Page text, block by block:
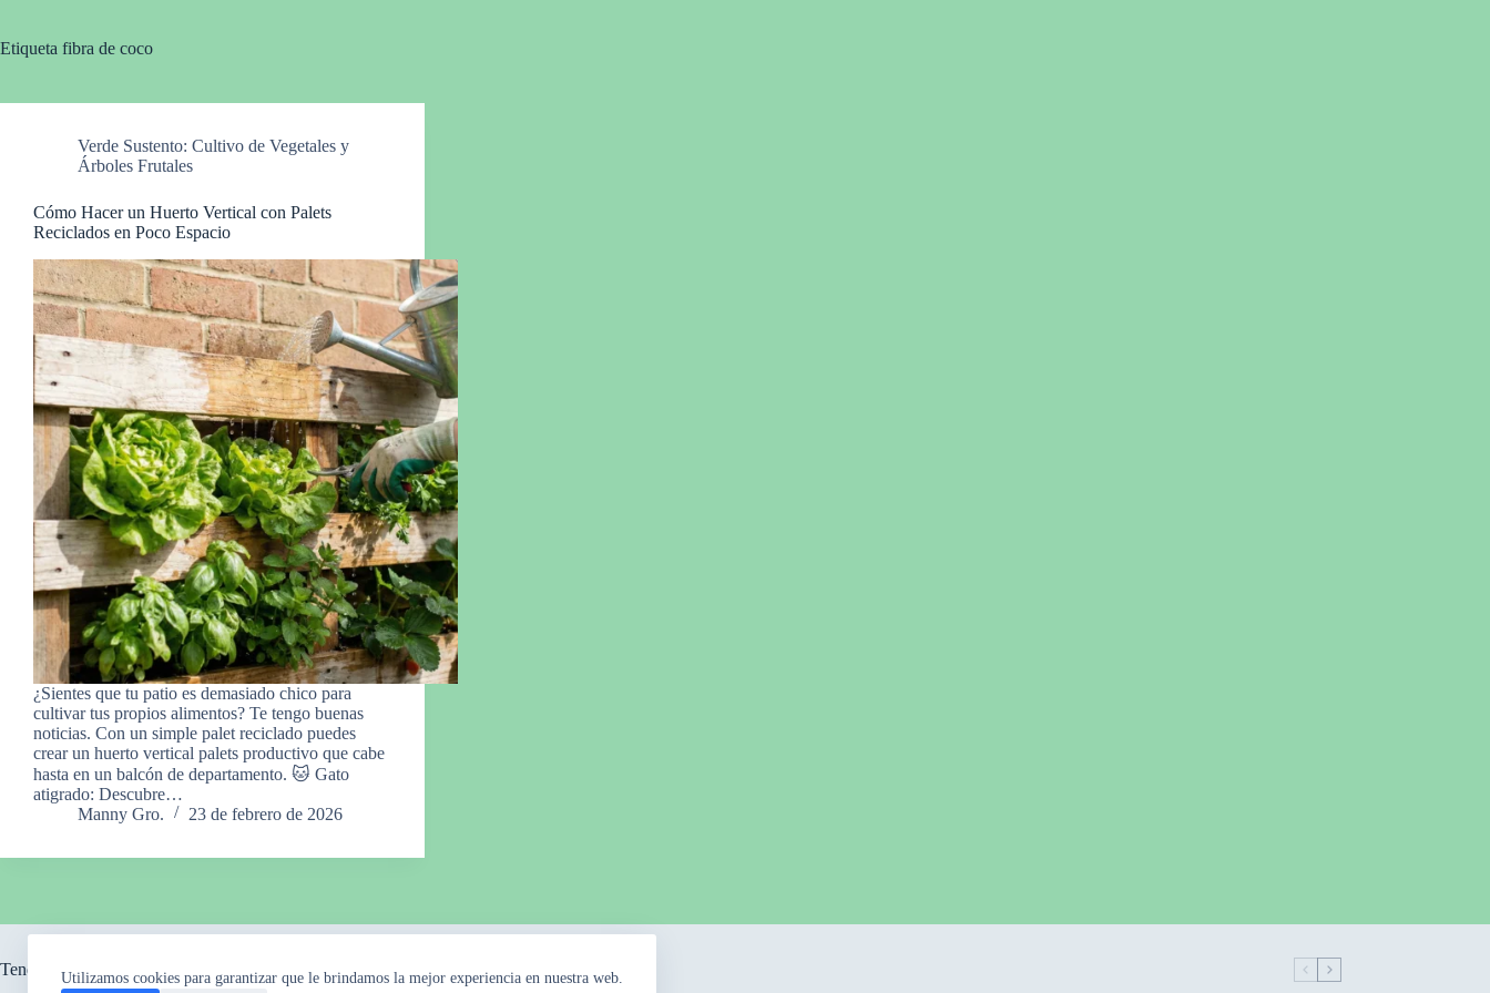
Utilizamos cookies para garantizar que le brindamos la mejor experiencia en nuestra web.
Etiqueta fibra de coco
Verde Sustento: Cultivo de Vegetales y
Árboles Frutales
Cómo Hacer un Huerto Vertical con Palets
Reciclados en Poco Espacio
¿Sientes que tu patio es demasiado chico para
cultivar tus propios alimentos? Te tengo buenas
noticias. Con un simple palet reciclado puedes
crear un huerto vertical palets productivo que cabe
hasta en un balcón de departamento. 🐱 Gato
atigrado: Descubre…
Manny Gro.
23 de febrero de 2026
Tendencia ahora